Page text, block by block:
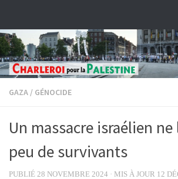
GAZA / GÉNOCIDE
Un massacre israélien
peu de survivants
PUBLIÉ 28 NOVEMBRE 2024 · MIS À JOUR 12